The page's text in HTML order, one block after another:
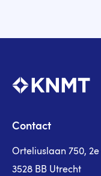
Contact
Orteliuslaan 750,
3528 BB Utrecht